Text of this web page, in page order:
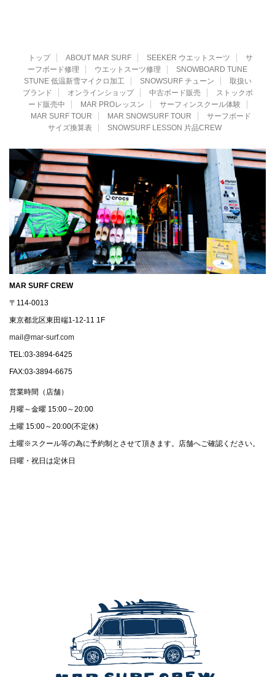
トップ ABOUT MAR SURF SEEKER ウエットスーツ
サ
ーフボード修理
ウエットスーツ修理
SNOWBOARD TUNE
STUNE 低温新雪マイクロ加工
SNOWSURF チューン
取扱い
ブランド
オンラインショップ 中古ボード販売
ストックボ
ード販売中
MAR PROレッスン
サーフィンスクール体験
MAR SURF TOUR
MAR SNOWSURF TOUR
サーフボード
サイズ換算表
SNOWSURF LESSON 片品CREW
MAR SURF CREW
〒114-0013
東京都北区東田端1-12-11 1F
mail@mar-surf.com
TEL:03-3894-6425
FAX:03-3894-6675
営業時間（店舗）
月曜～金曜 15:00～20:00
土曜 15:00～20:00(不定休)
土曜※スクール等の為に予約制とさせて頂きます。店舗へご確認ください。
日曜・祝日は定休日